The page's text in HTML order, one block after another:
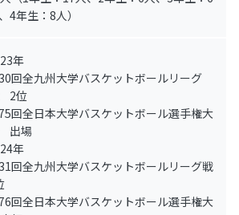
4年生：8人）
年
回全九州大学バスケットボールリーグ
2位
回全日本大学バスケットボール選手権大
出場
年
回全九州大学バスケットボールリーグ戦
回全日本大学バスケットボール選手権大